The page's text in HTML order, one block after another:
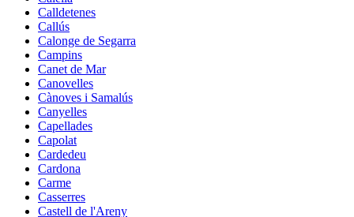
Calldetenes
Callús
Calonge de Segarra
Campins
Canet de Mar
Canovelles
Cànoves i Samalús
Canyelles
Capellades
Capolat
Cardedeu
Cardona
Carme
Casserres
Castell de l'Areny